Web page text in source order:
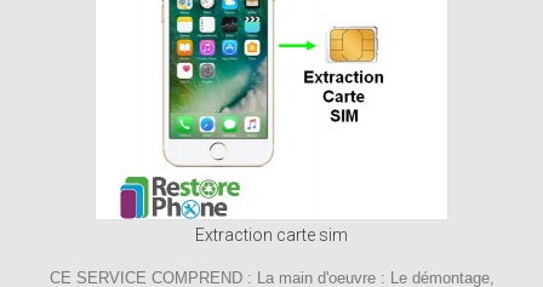
Extraction carte sim
CE SERVICE COMPREND : La main d'oeuvre : Le démontage,